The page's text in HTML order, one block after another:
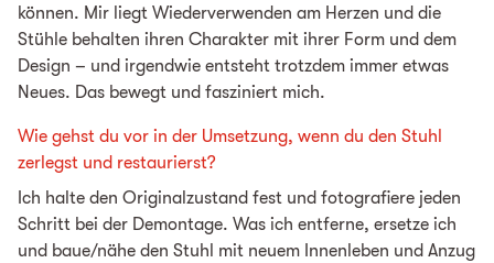
können. Mir liegt Wiederverwenden am Herzen und die
Stühle behalten ihren Charakter mit ihrer Form und dem
Design – und irgendwie entsteht trotzdem immer etwas
Neues. Das bewegt und fasziniert mich.
Wie gehst du vor in der Umsetzung, wenn du den Stuhl
zerlegst und restaurierst?
Ich halte den Originalzustand fest und fotografiere jeden
Schritt bei der Demontage. Was ich entferne, ersetze ich
und baue/nähe den Stuhl mit neuem Innenleben und Anzug